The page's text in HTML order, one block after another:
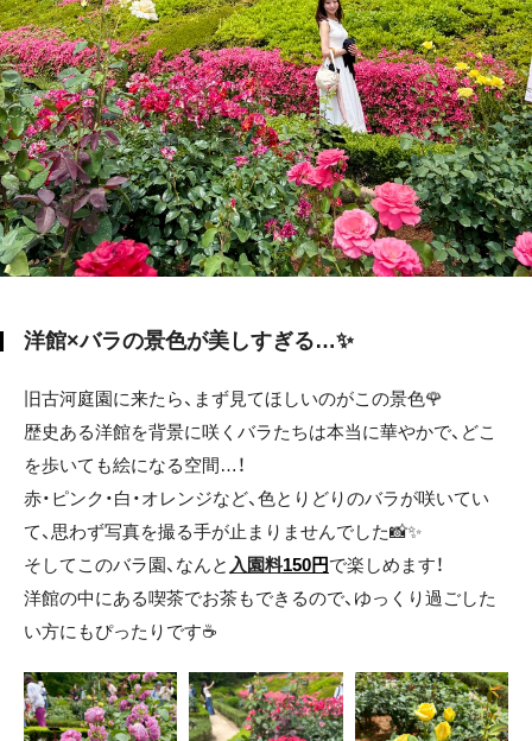
洋館×バラの景色が美しすぎる…✨
旧古河庭園に来たら、まず見てほしいのがこの景色🌹
歴史ある洋館を背景に咲くバラたちは本当に華やかで、どこ
を歩いても絵になる空間…！
赤・ピンク・白・オレンジなど、色とりどりのバラが咲いてい
て、思わず写真を撮る手が止まりませんでした📸✨
そしてこのバラ園、なんと 入園料150円で楽しめます！
洋館の中にある喫茶でお茶もできるので、ゆっくり過ごした
い方にもぴったりです☕